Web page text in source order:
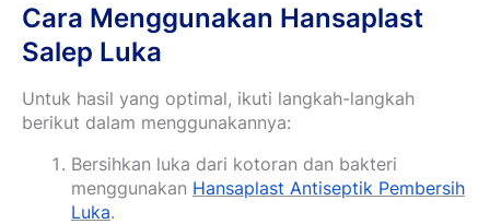
Cara Menggunakan Hansaplast
Salep Luka
Untuk hasil yang optimal, ikuti langkah-langkah
berikut dalam menggunakannya:
Bersihkan luka dari kotoran dan bakteri
menggunakan Hansaplast Antiseptik Pembersih
Luka.